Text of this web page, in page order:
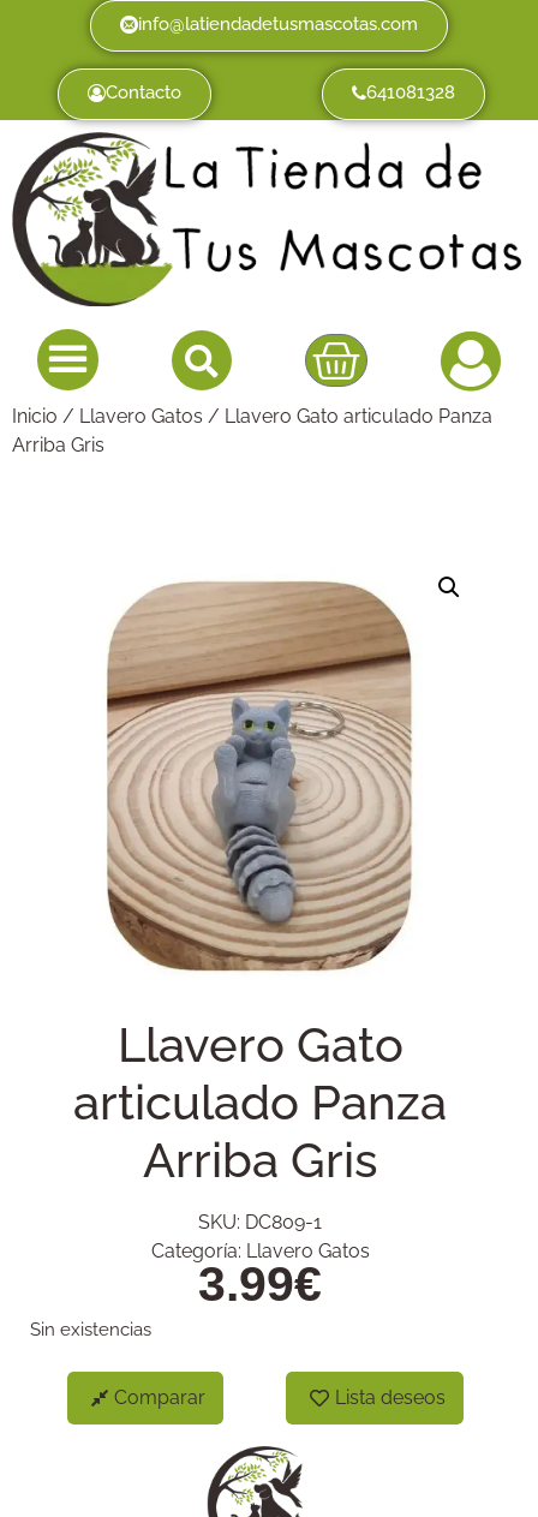
info@latiendadetusmascotas.com
Contacto 641081328
Inicio / Llavero Gatos / Llavero Gato articulado Panza
Arriba Gris
Llavero Gato
articulado Panza
Arriba Gris
SKU: DC809-1
Categoría: Llavero Gatos
3.99€
Sin existencias
Comparar Lista deseos